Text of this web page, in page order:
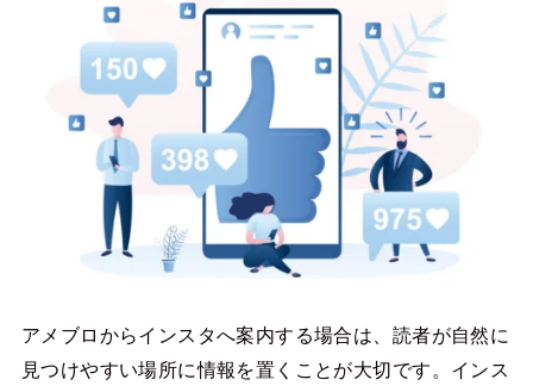
アメブロからインスタへ案内する場合は、読者が自然に
見つけやすい場所に情報を置くことが大切です。インス